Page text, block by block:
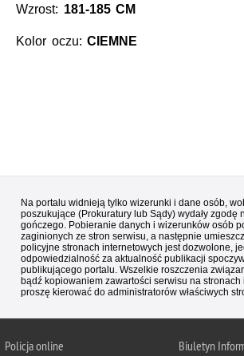
Wzrost: 181-185 CM
Kolor oczu:CIEMNE
Na portalu widnieją tylko wizerunki i dane osób,
poszukujące (Prokuratury lub Sądy) wydały zgodę
gończego. Pobieranie danych i wizerunków osób
zaginionych ze stron serwisu, a następnie
policyjne stronach internetowych jest dozwolone,
odpowiedzialność za aktualność publikacji
publikującego portalu. Wszelkie roszczenia
bądź kopiowaniem zawartości serwisu na
proszę kierować do administratorów właściwych
Policjaonline Biuletyn